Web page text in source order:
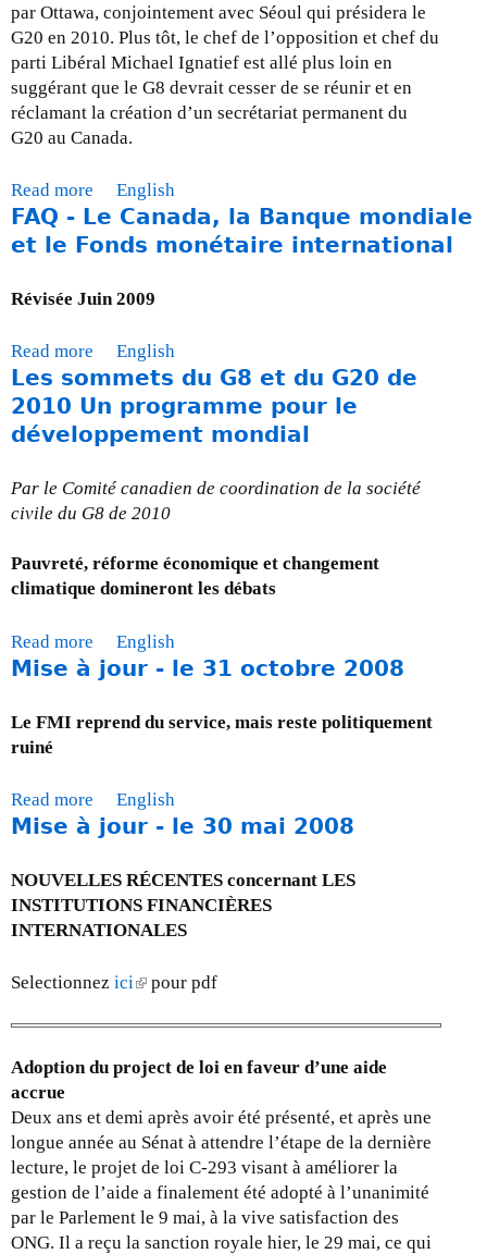
e
:
Q
u
e
u
-
i
l
d
n
s
a
r
o
n
e
c
i
s
e
i
a
n
i
è
e
par Ottawa, conjointement avec Séoul qui présidera le
G20 en 2010. Plus tôt, le chef de l’opposition et chef du
parti Libéral Michael Ignatief est allé plus loin en
suggérant que le G8 devrait cesser de se réunir et en
réclamant la création d’un secrétariat permanent du
G20 au Canada.
Read more
b
o
t
e
à
u
r
l
e
s
p
b
r
2
0
0
English
FAQ - Le Canada, la Banque mondiale
et le Fonds monétaire international
Révisée Juin 2009
Read more
b
o
u
t
n
d
a
a
n
q
e
o
d
a
l
e
e
t
English
Les sommets du G8 et du G20 de
2010 Un programme pour le
développement mondial
Par le Comité canadien de coordination de la société
civile du G8 de 2010
Pauvreté, réforme économique et changement
climatique domineront les débats
Read more
b
u
s
s
m
m
e
s
G
e
t
d
u
G
2
English
Mise à jour - le 31 octobre 2008
Le FMI reprend du service, mais reste politiquement
ruiné
Read more
b
u
t
M
s
à
o
r
-
l
e
3
English
Mise à jour - le 30 mai 2008
NOUVELLES RÉCENTES concernant LES
INSTITUTIONS FINANCIÈRES
INTERNATIONALES
Selectionnez ici(
i
k
e
pour pdf
Adoption du project de loi en faveur d’une aide
accrue
Deux ans et demi après avoir été présenté, et après une
longue année au Sénat à attendre l’étape de la dernière
lecture, le projet de loi C-293 visant à améliorer la
gestion de l’aide a finalement été adopté à l’unanimité
par le Parlement le 9 mai, à la vive satisfaction des
ONG. Il a reçu la sanction royale hier, le 29 mai, ce qui